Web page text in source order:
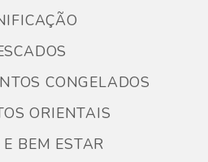
CONGELADOS
ORIENTAIS
BEM ESTAR